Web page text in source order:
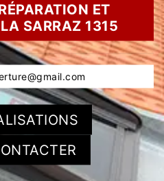
ET
SARRAZ 1315